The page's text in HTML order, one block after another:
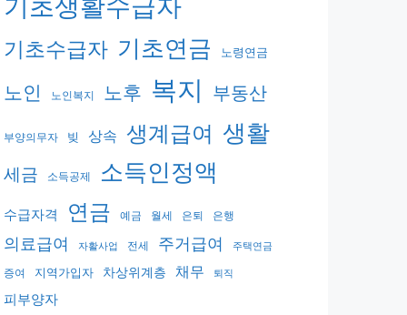
기초생활수급자
기초수급자 기초연금 노령연금
노인 노인복지 노후 복지 부동산
부양의무자 빚 상속 생계급여 생활
세금 소득공제 소득인정액
수급자격 연금 예금 월세 은퇴 은행
의료급여 자활사업 전세 주거급여 주택연금
증여 지역가입자 차상위계층 채무 퇴직
피부양자